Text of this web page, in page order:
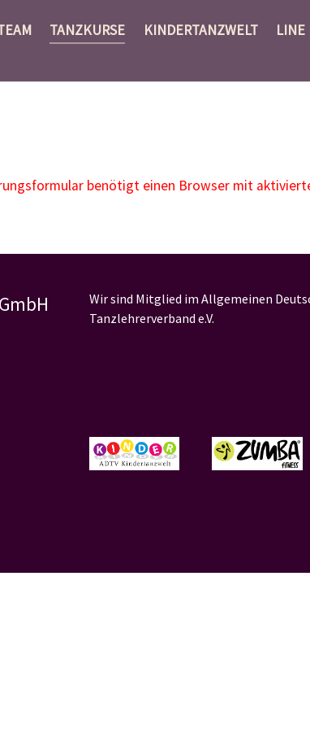
TANZKURSE KINDERTANZWELT LINE
benötigt einen Browser mit
Wir sind Mitglied im Allgemeinen
Tanzlehrerverband e.V.